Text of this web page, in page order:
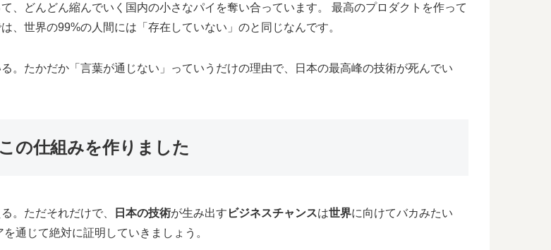
、どんどん縮んでいく国内の小さなパイを奪い合っています。 最高のプロダクトを作って
、世界の99%の人間には「存在していない」のと同じなんです。
。たかだか「言葉が通じない」っていうだけの理由で、日本の最高峰の技術が死んでい
の仕組みを作りました
。ただそれだけで、 日本の技術が生み出す ビジネスチャンスは世界に向けてバカみたい
通じて絶対に証明していきましょう。